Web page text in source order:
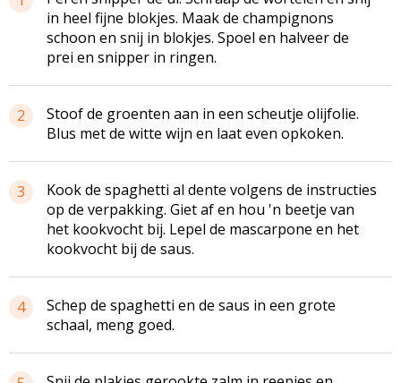
in heel fijne blokjes. Maak de champignons
schoon en snij in blokjes. Spoel en halveer de
prei en snipper in ringen.
2
Stoof de groenten aan in een scheutje olijfolie.
Blus met de witte wijn en laat even opkoken.
3
Kook de spaghetti al dente volgens de instructies
op de verpakking. Giet af en hou 'n beetje van
het kookvocht bij. Lepel de mascarpone en het
kookvocht bij de saus.
4
Schep de spaghetti en de saus in een grote
schaal, meng goed.